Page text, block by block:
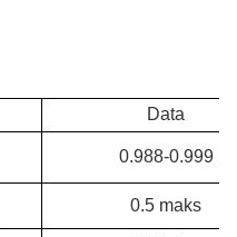
Data
0.988-0.999
0.5 maks